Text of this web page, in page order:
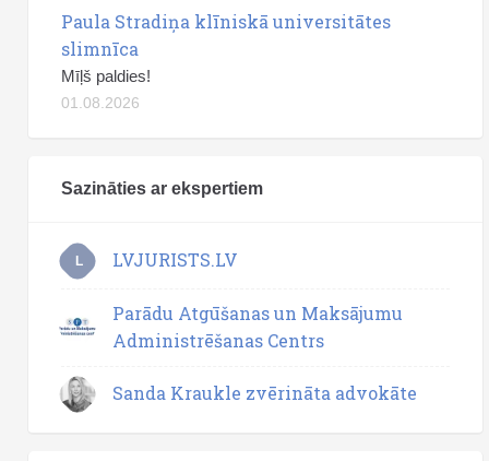
Paula Stradiņa klīniskā universitātes
slimnīca
Mīļš paldies!
01.08.2026
Sazināties ar ekspertiem
L LVJURISTS.LV
Parādu Atgūšanas un Maksājumu
Administrēšanas Centrs
Sanda Kraukle zvērināta advokāte